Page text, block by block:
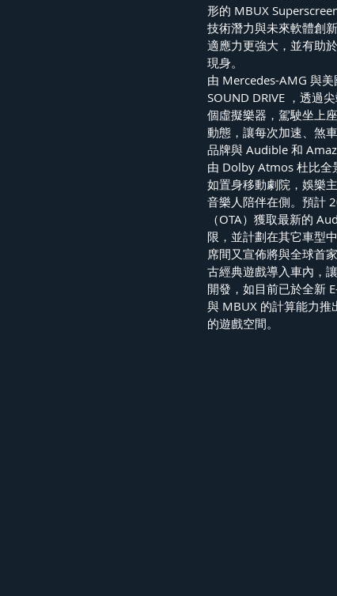
形的 MBUX
技術潛力與未來軟體創
適應力更強大，並有助
現身。
由 Mercedes-AMG 與
SOUND DRIVE ，透過
個虛擬樂器，駕駛坐上
動態，讓每次加速、煞
品牌與 Audible 和
由 Dolby Atmos 杜比
如置身移動劇院，娛樂
音樂人陪伴在側。預計
（OTA）獲取最新的
限，並計劃在其它車型中
席間又宣佈將與全球首
古經典遊戲導入車內，
開發，如目前已於全新
與 MBUX 的計算能力
的遊戲空間。